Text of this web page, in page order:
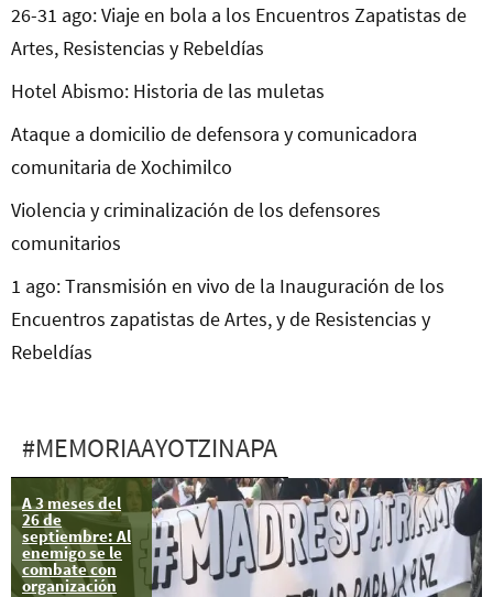
26-31 ago: Viaje en bola a los Encuentros Zapatistas de
Artes, Resistencias y Rebeldías
Hotel Abismo: Historia de las muletas
Ataque a domicilio de defensora y comunicadora
comunitaria de Xochimilco
Violencia y criminalización de los defensores
comunitarios
1 ago: Transmisión en vivo de la Inauguración de los
Encuentros zapatistas de Artes, y de Resistencias y
Rebeldías
#MEMORIAAYOTZINAPA
A 3 meses del
26 de
septiembre: Al
enemigo se le
combate con
organización